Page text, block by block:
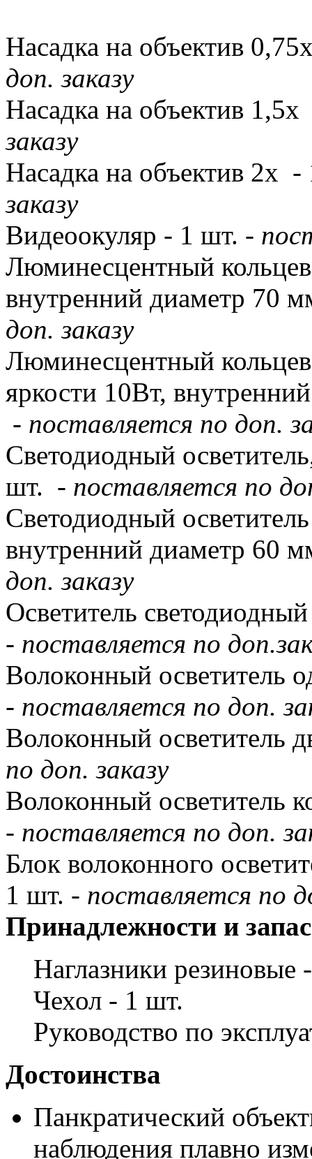
Насадка на объектив
доп. заказу
Насадка на объектив
заказу
Насадка на объектив 2х
заказу
Видеоокуляр - 1 шт. -
Люминесцентный
внутренний диаметр 70
доп. заказу
Люминесцентный
яркости 10Вт,
- поставляется по доп.
Светодиодный
шт. - поставляется по
Светодиодный
внутренний диаметр 60
доп. заказу
Осветитель
- поставляется по
Волоконный осветитель
- поставляется по доп.
Волоконный осветитель
по доп. заказу
Волоконный осветитель
- поставляется по доп.
Блок волоконного
1 шт. - поставляется по
Принадлежности и
Наглазники резиновые
Чехол - 1 шт.
Руководство по
Достоинства
Панкратический
наблюдения плавно